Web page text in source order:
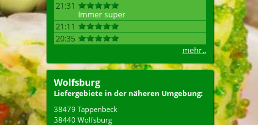
21:31
Immer super
21:11
20:35
mehr..
Wolfsburg
Liefergebiete in der näheren Umgebung:
38479 Tappenbeck
38440 Wolfsburg